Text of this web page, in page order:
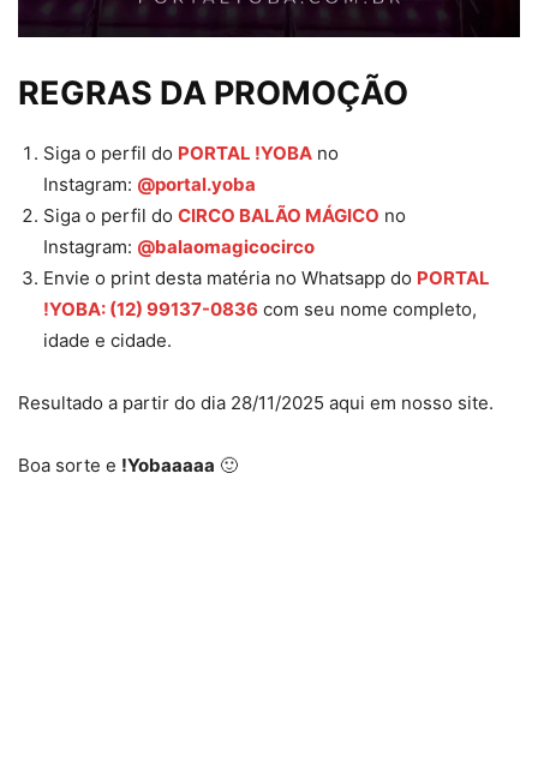
REGRAS DA PROMOÇÃO
Siga o perfil do PORTAL !YOBA no
Instagram: @portal.yoba
Siga o perfil do CIRCO BALÃO MÁGICO no
Instagram: @balaomagicocirco
Envie o print desta matéria no Whatsapp do PORTAL
!YOBA: (12) 99137-0836 com seu nome completo,
idade e cidade.
Resultado a partir do dia 28/11/2025 aqui em nosso site.
Boa sorte e !Yobaaaaa 🙂